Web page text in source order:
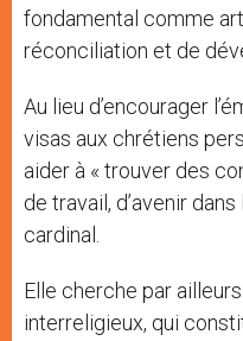
fondamental comme
réconciliation et de
Au lieu d’encourager
visas aux chrétiens
aider à « trouver des
de travail, d’avenir
cardinal.
Elle cherche par
interreligieux, qui